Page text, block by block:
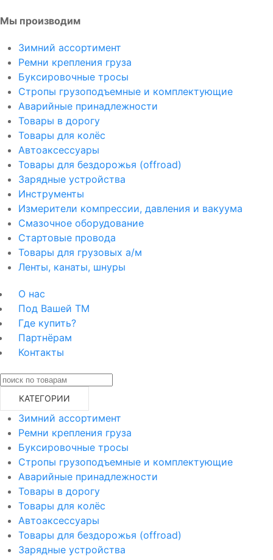
Мы производим
Зимний ассортимент
Ремни крепления груза
Буксировочные тросы
Стропы грузоподъемные и комплектующие
Аварийные принадлежности
Товары в дорогу
Товары для колёс
Автоаксессуары
Товары для бездорожья (offroad)
Зарядные устройства
Инструменты
Измерители компрессии, давления и вакуума
Смазочное оборудование
Стартовые провода
Товары для грузовых а/м
Ленты, канаты, шнуры
О нас
Под Вашей ТМ
Где купить?
Партнёрам
Контакты
КАТЕГОРИИ
Зимний ассортимент
Ремни крепления груза
Буксировочные тросы
Стропы грузоподъемные и комплектующие
Аварийные принадлежности
Товары в дорогу
Товары для колёс
Автоаксессуары
Товары для бездорожья (offroad)
Зарядные устройства